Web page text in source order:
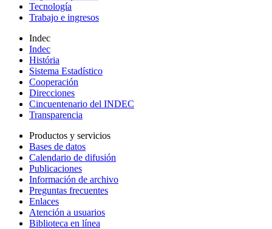
Tecnología
Trabajo e ingresos
Indec
Indec
História
Sistema Estadístico
Cooperación
Direcciones
Cincuentenario del INDEC
Transparencia
Productos y servicios
Bases de datos
Calendario de difusión
Publicaciones
Información de archivo
Preguntas frecuentes
Enlaces
Atención a usuarios
Biblioteca en línea